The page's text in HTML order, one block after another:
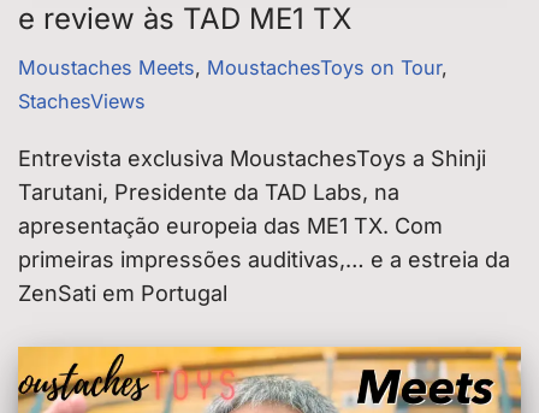
e review às TAD ME1 TX
Moustaches Meets, MoustachesToys on Tour,
StachesViews
Entrevista exclusiva MoustachesToys a Shinji
Tarutani, Presidente da TAD Labs, na
apresentação europeia das ME1 TX. Com
primeiras impressões auditivas,… e a estreia da
ZenSati em Portugal